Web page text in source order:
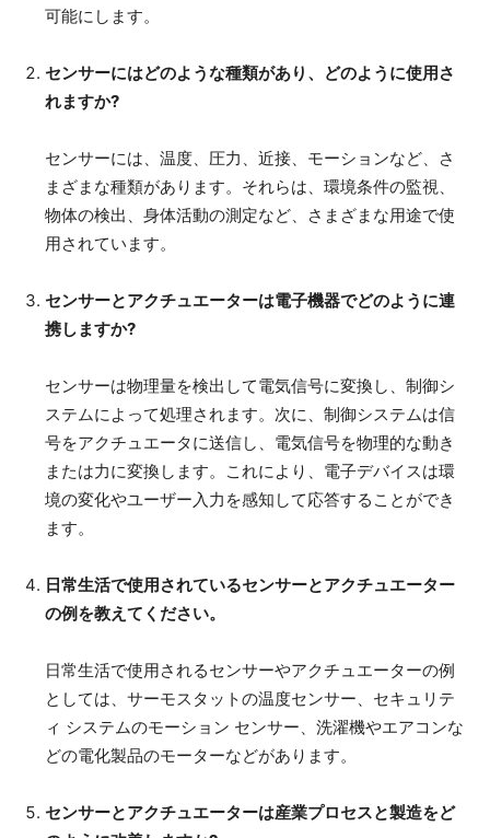
可能にします。
センサーにはどのような種類があり、どのように使用さ
れますか?
センサーには、温度、圧力、近接、モーションなど、さ
まざまな種類があります。それらは、環境条件の監視、
物体の検出、身体活動の測定など、さまざまな用途で使
用されています。
センサーとアクチュエーターは電子機器でどのように連
携しますか?
センサーは物理量を検出して電気信号に変換し、制御シ
ステムによって処理されます。次に、制御システムは信
号をアクチュエータに送信し、電気信号を物理的な動き
または力に変換します。これにより、電子デバイスは環
境の変化やユーザー入力を感知して応答することができ
ます。
日常生活で使用されているセンサーとアクチュエーター
の例を教えてください。
日常生活で使用されるセンサーやアクチュエーターの例
としては、サーモスタットの温度センサー、セキュリテ
ィ システムのモーション センサー、洗濯機やエアコンな
どの電化製品のモーターなどがあります。
センサーとアクチュエーターは産業プロセスと製造をど